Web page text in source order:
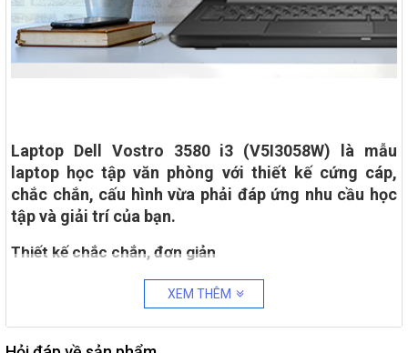
Laptop Dell Vostro 3580 i3 (V5I3058W) là mẫu
laptop học tập văn phòng với thiết kế cứng cáp,
chắc chắn, cấu hình vừa phải đáp ứng nhu cầu học
tập và giải trí của bạn.
Thiết kế chắc chắn, đơn giản
Dell luôn được yêu thích vì độ bền cao, Dell Vostro 3580 là một chiếc
laptop tối ưu với sức chịu đựng, cứng cáp, chắc chắn. Chiếc laptop
XEM THÊM